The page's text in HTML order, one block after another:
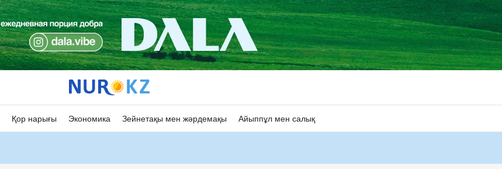
Қор нарығы Экономика Зейнетақы мен жәрдемақы Айыппұл мен салық